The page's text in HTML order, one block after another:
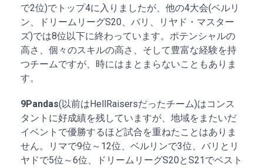
で2位)でトップ4に入りましたが、他の4大会(ベルリ
ン、ドリームリーグS20、バリ、リヤド・マスター
ズ)では8位以下に終わっています。ポテンシャルの
高さ、個々のスキルの高さ、そして豊富な経験を持
つチームですが、時にはまとまらないこともありま
す。
9Pandas(以前はHellRaisersだったチーム)はコンス
タントに好成績を残していますが、地域をまたいだ
イベントで優勝するほど試合を重ねたことはありま
せん。リマで9位～12位、ベルリンで3位、バリとリ
ヤドで5位～6位、ドリームリーグS20とS21でベスト